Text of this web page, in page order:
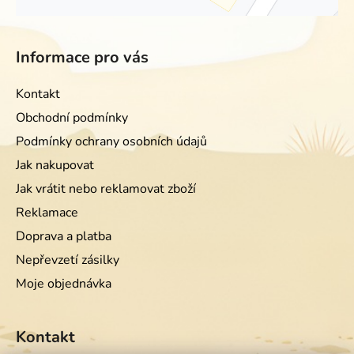
Informace pro vás
Kontakt
Obchodní podmínky
Podmínky ochrany osobních údajů
Jak nakupovat
Jak vrátit nebo reklamovat zboží
Reklamace
Doprava a platba
Nepřevzetí zásilky
Moje objednávka
Kontakt